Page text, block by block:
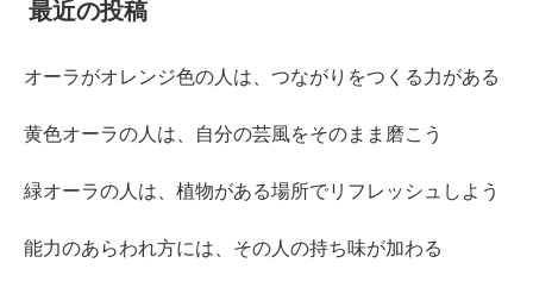
最近の投稿
オーラがオレンジ色の人は、つながりをつくる力がある
黄色オーラの人は、自分の芸風をそのまま磨こう
緑オーラの人は、植物がある場所でリフレッシュしよう
能力のあらわれ方には、その人の持ち味が加わる